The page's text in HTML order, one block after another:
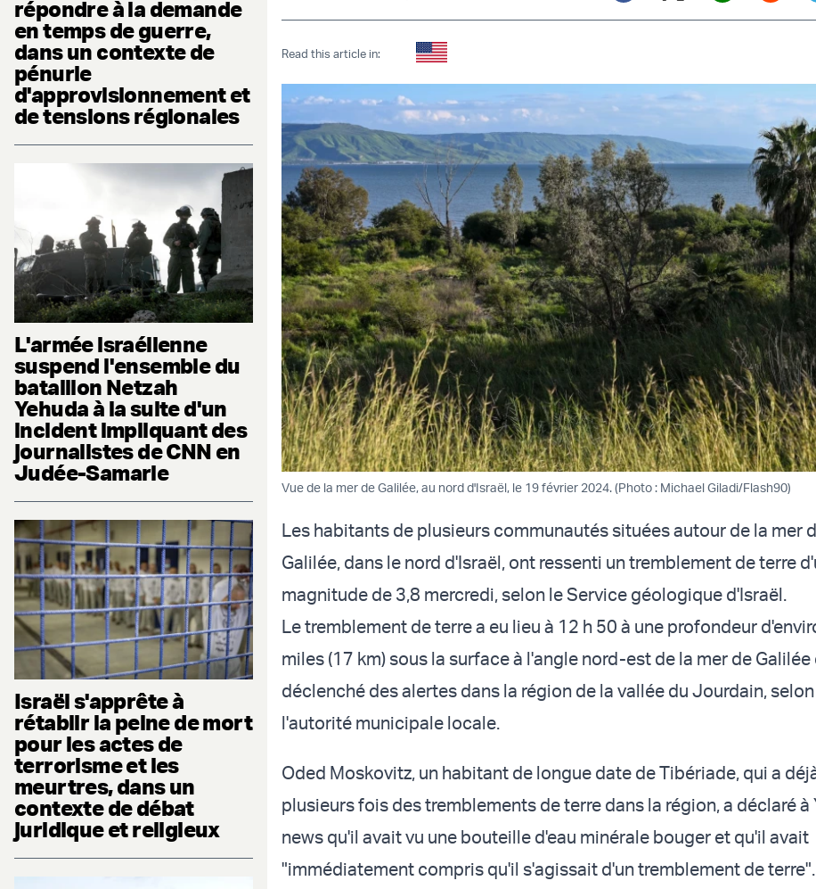
répondre à la demande
en temps de guerre,
dans un contexte de
pénurie
d'approvisionnement et
de tensions régionales
L'armée israélienne
suspend l'ensemble du
bataillon Netzah
Yehuda à la suite d'un
incident impliquant des
journalistes de CNN en
Judée-Samarie
Israël s'apprête à
rétablir la peine de mort
pour les actes de
terrorisme et les
meurtres, dans un
contexte de débat
juridique et religieux
Facebook
Twitter (X)
Read this article in:
Vue de la mer de Galilée, au nord d'Israël, le 19 février 2024. (Photo : Michael Giladi/Flash90)
Les habitants de plusieurs communautés situées autour de la mer
Galilée, dans le nord d'Israël, ont ressenti un tremblement de terre
magnitude de 3,8 mercredi, selon le Service géologique d'Israël.
Le tremblement de terre a eu lieu à 12 h 50 à une profondeur
miles (17 km) sous la surface à l'angle nord-est de la mer de Galilée
déclenché des alertes dans la région de la vallée du Jourdain, selon
l'autorité municipale locale.
Oded Moskovitz, un habitant de longue date de Tibériade, qui a
plusieurs fois des tremblements de terre dans la région, a déclaré à
news qu'il avait vu une bouteille d'eau minérale bouger et qu'il avait
"immédiatement compris qu'il s'agissait d'un tremblement de terre".